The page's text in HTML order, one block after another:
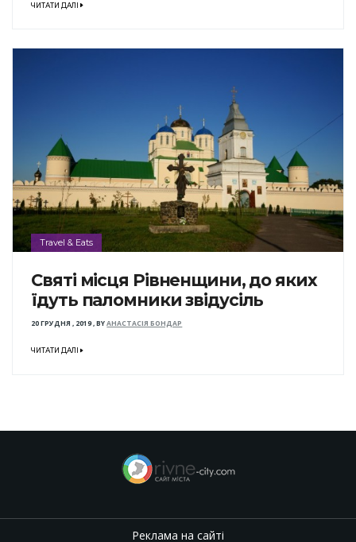
ЧИТАТИ ДАЛІ
Travel & Eats
Святі місця Рівненщини, до яких
їдуть паломники звідусіль
20 ГРУДНЯ , 2019,BYАНАСТАСІЯ БОНДАР
ЧИТАТИ ДАЛІ
Реклама на сайті